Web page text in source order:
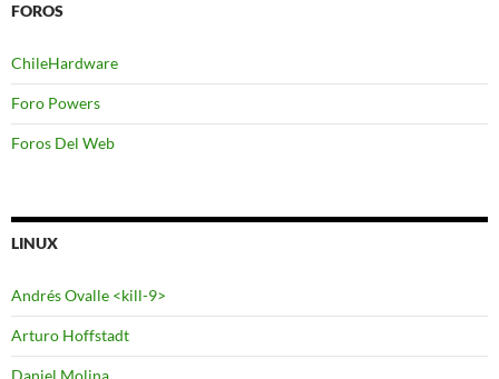
FOROS
ChileHardware
Foro Powers
Foros Del Web
LINUX
Andrés Ovalle <kill-9>
Arturo Hoffstadt
Daniel Molina